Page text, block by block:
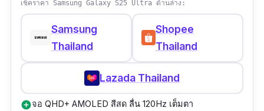
เหมาะสำหรับสายเดินทาง Outdoor หรือใครที่เคย
เจอน้ำเข้าเครื่อง นอกจากนี้ ยังเป็นมือถือที่รองรับ
5G, กล้องสวย, เล่นโซเชียลลื่น และใช้ได้ยาวนาน
หลายปี
เช็คราคา Samsung Galaxy S25 Ultra ด้านล่าง:
Samsung
Thailand
Shopee
Thailand
Lazada Thailand
add_circleจอ QHD+ AMOLED สีสด ลื่น 120Hz เต็มตา